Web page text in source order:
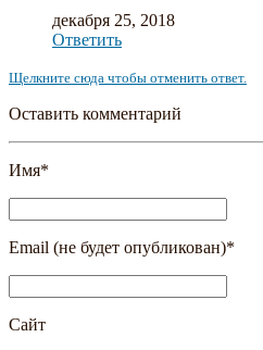
декабря 25, 2018
Ответить
Щелкните сюда чтобы отменить ответ.
Оставить комментарий
Имя*
Email (не будет опубликован)*
Сайт